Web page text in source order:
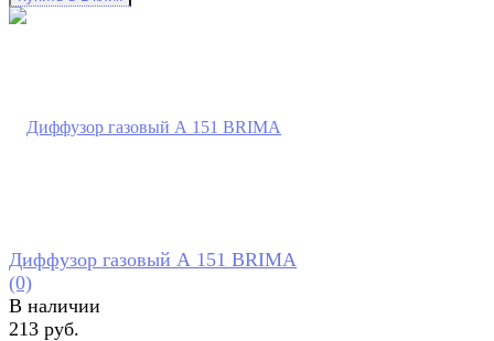
Диффузор газовый А 151 BRIMA
(0)
В наличии
213 руб.